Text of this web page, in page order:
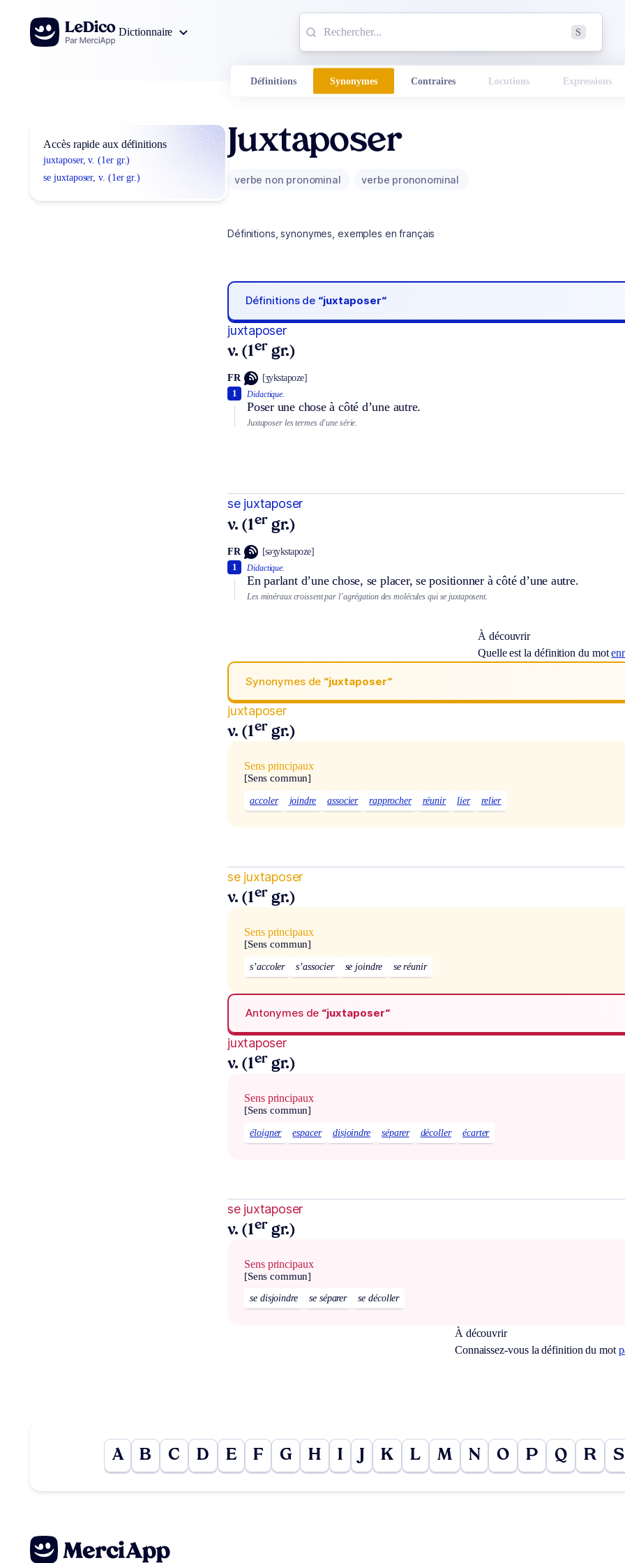
Aller au contenu
Dictionnaire
S
Définitions Synonymes Contraires Locutions Expressions
Accès rapide aux définitions
juxtaposer, v. (1er gr.)
se juxtaposer, v. (1er gr.)
Juxtaposer
verbe non pronominal verbe prononominal
Définitions, synonymes, exemples en français
Définitions de “juxtaposer“
juxtaposer
v. (1er gr.)
FR [ʒykstapoze]
Didactique.
Poser une chose à côté d’une autre.
1
Juxtaposer les termes d’une série.
se juxtaposer
v. (1er gr.)
FR [səʒykstapoze]
Didactique.
En parlant d’une chose, se placer, se positionner à côté d’une autre.
1
Les minéraux croissent par l’agrégation des molécules qui se juxtaposent.
À découvrir
Quelle est la définition du mot
Synonymes de “juxtaposer“
juxtaposer
v. (1er gr.)
Sens principaux
[Sens commun]
accoler joindre associer rapprocher réunir lier relier
se juxtaposer
v. (1er gr.)
Sens principaux
[Sens commun]
s’accoler s’associer se joindre se réunir
Antonymes de “juxtaposer“
juxtaposer
v. (1er gr.)
Sens principaux
[Sens commun]
éloigner espacer disjoindre séparer décoller écarter
se juxtaposer
v. (1er gr.)
Sens principaux
[Sens commun]
se disjoindre se séparer se décoller
À découvrir
Connaissez-vous la définition du mot
A B C D E F G H I J K L M N O P Q R S